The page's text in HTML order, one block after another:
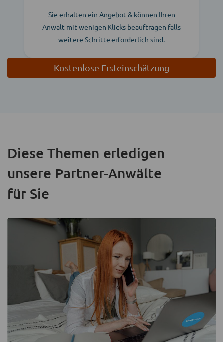
Sie erhalten ein Angebot & können Ihren
Anwalt mit wenigen Klicks beauftragen falls
weitere Schritte erforderlich sind.
Kostenlose Ersteinschätzung
Diese Themen erledigen
unsere Partner-Anwälte
für Sie